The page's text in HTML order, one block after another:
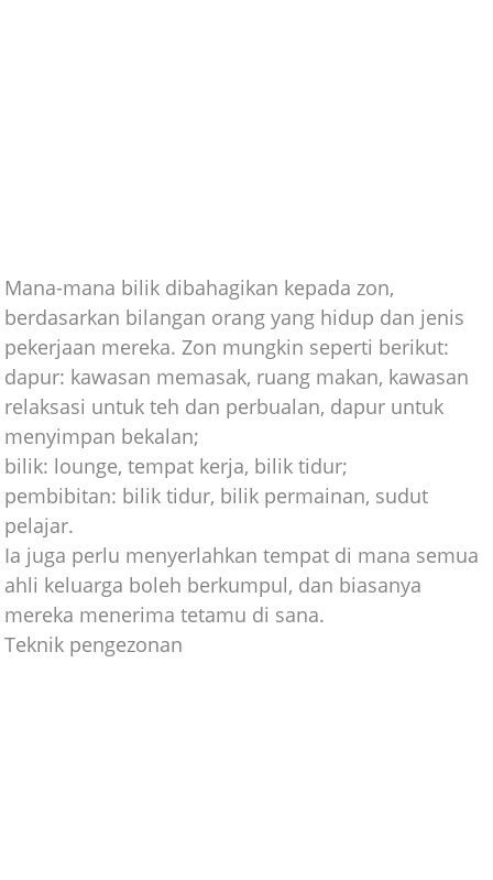
Mana-mana bilik dibahagikan kepada zon,
berdasarkan bilangan orang yang hidup dan jenis
pekerjaan mereka. Zon mungkin seperti berikut:
dapur: kawasan memasak, ruang makan, kawasan
relaksasi untuk teh dan perbualan, dapur untuk
menyimpan bekalan;
bilik: lounge, tempat kerja, bilik tidur;
pembibitan: bilik tidur, bilik permainan, sudut
pelajar.
Ia juga perlu menyerlahkan tempat di mana semua
ahli keluarga boleh berkumpul, dan biasanya
mereka menerima tetamu di sana.
Teknik pengezonan